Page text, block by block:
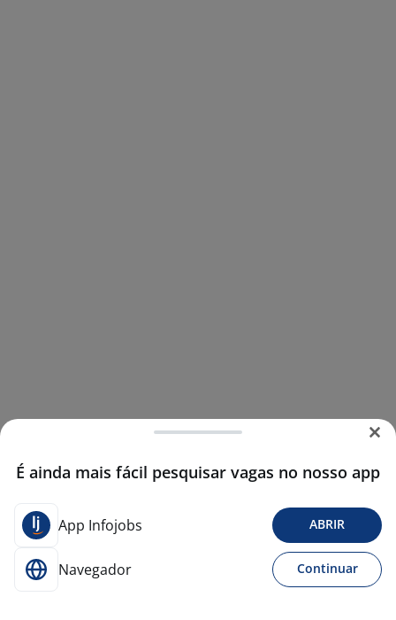
É ainda mais fácil pesquisar vagas no nosso app
App Infojobs ABRIR
Navegador Continuar